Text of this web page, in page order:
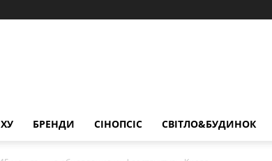
БРЕНДИ СІНОПСІС СВІТЛО&БУДИНОК